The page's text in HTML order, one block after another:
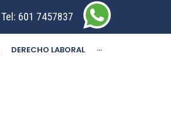
Tel: 601 7457837
DERECHO LABORAL ···